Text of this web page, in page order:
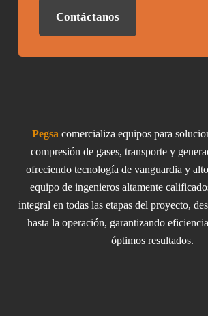
Contáctanos
Pegsa comercializa equipos para
compresión de gases, transporte y
ofreciendo tecnología de vanguardia y
equipo de ingenieros altamente
integral en todas las etapas del proyecto,
hasta la operación, garantizando
óptimos resultados.